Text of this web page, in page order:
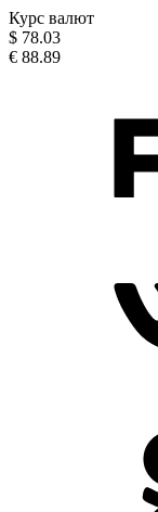
Курс валют
$ 78.03
€ 88.89